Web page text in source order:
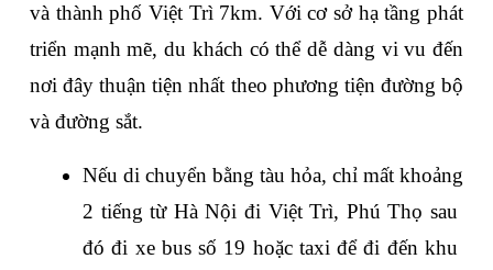
và thành phố Việt Trì 7km. Với cơ sở hạ tầng phát
triển mạnh mẽ, du khách có thể dễ dàng vi vu đến
nơi đây thuận tiện nhất theo phương tiện đường bộ
và đường sắt.
Nếu di chuyển bằng tàu hỏa, chỉ mất khoảng
2 tiếng từ Hà Nội đi Việt Trì, Phú Thọ sau
đó đi xe bus số 19 hoặc taxi để đi đến khu